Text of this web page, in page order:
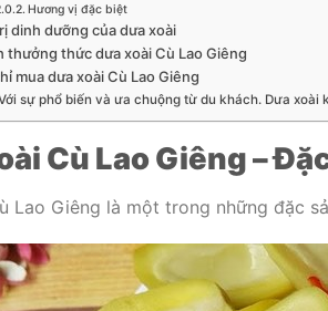
Hương vị đặc biệt
dinh dưỡng của dưa xoài
thưởng thức dưa xoài Cù Lao Giêng
mua dưa xoài Cù Lao Giêng
sự phổ biến và ưa chuộng từ du khách. Dưa xoài
Cù Lao Giêng –
Lao Giêng là một trong những đặc